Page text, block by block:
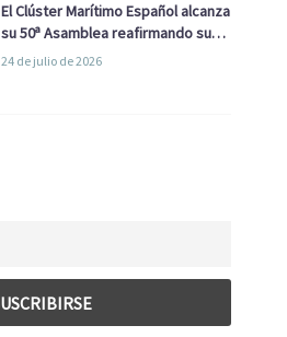
El Clúster Marítimo Español alcanza
su 50ª Asamblea reafirmando su
liderazgo en la Economía Azul
24 de julio de 2026